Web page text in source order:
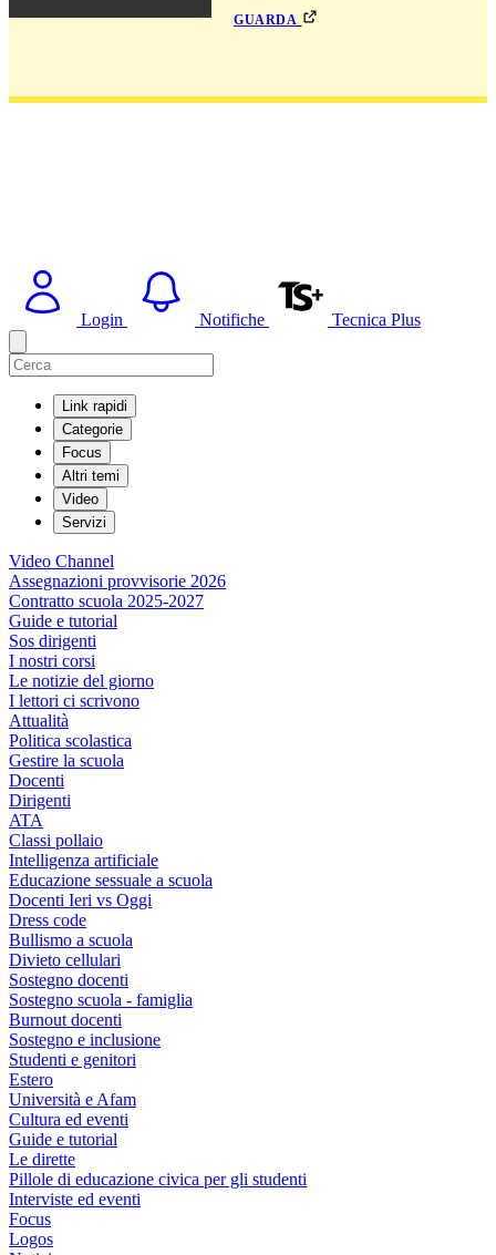
guarda
Login Notifiche Tecnica Plus
Link rapidi
Categorie
Focus
Altri temi
Video
Servizi
Video Channel
Assegnazioni provvisorie 2026
Contratto scuola 2025-2027
Guide e tutorial
Sos dirigenti
I nostri corsi
Le notizie del giorno
I lettori ci scrivono
Attualità
Politica scolastica
Gestire la scuola
Docenti
Dirigenti
ATA
Classi pollaio
Intelligenza artificiale
Educazione sessuale a scuola
Docenti Ieri vs Oggi
Dress code
Bullismo a scuola
Divieto cellulari
Sostegno docenti
Sostegno scuola - famiglia
Burnout docenti
Sostegno e inclusione
Studenti e genitori
Estero
Università e Afam
Cultura ed eventi
Guide e tutorial
Le dirette
Pillole di educazione civica per gli studenti
Interviste ed eventi
Focus
Logos